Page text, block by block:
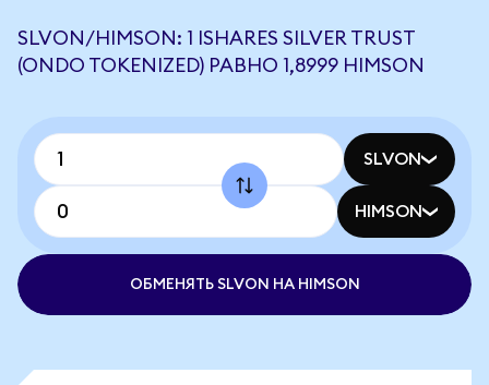
SLVON/HIMSON: 1 ISHARES SILVER TRUST
(ONDO TOKENIZED) РАВНО 1,8999 HIMSON
SLVON
HIMSON
ОБМЕНЯТЬ SLVON НА HIMSON